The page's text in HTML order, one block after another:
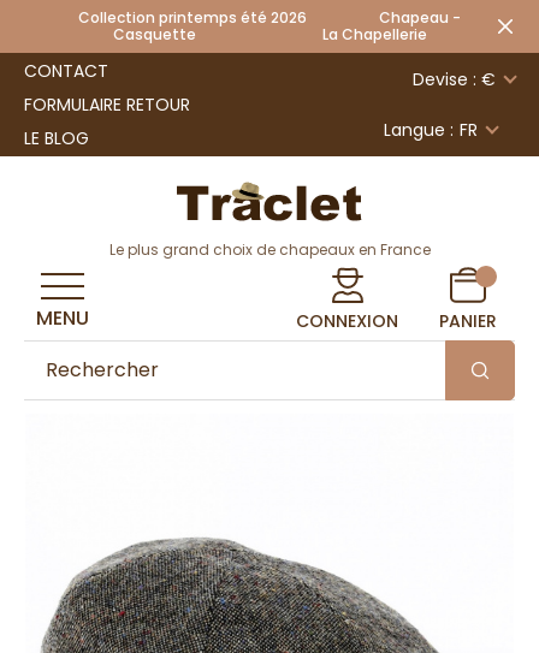
Collection printemps été 2026 Chapeau -
Casquette La Chapellerie
CONTACT
FORMULAIRE RETOUR
LE BLOG
Devise : €
Langue : FR
Le plus grand choix de chapeaux en France
CONNEXION PANIER
MENU